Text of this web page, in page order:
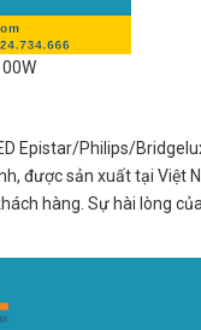
Epistar/Philips/
được sản xuất tại Việt
hàng. Sự hài lòng